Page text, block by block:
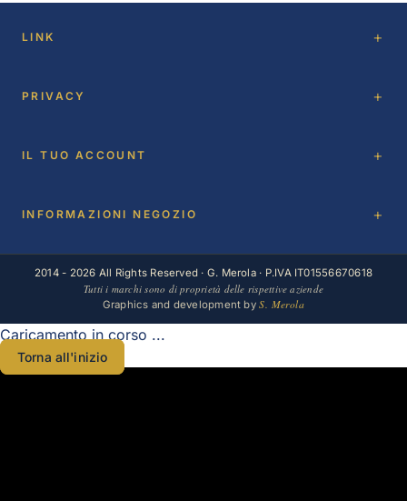
LINK
PRIVACY
IL TUO ACCOUNT
INFORMAZIONI NEGOZIO
2014 - 2026 All Rights Reserved · G. Merola · P.IVA IT01556670618
Tutti i marchi sono di proprietà delle rispettive aziende
Graphics and development byS. Merola
Caricamento in corso ...
Torna all'inizio